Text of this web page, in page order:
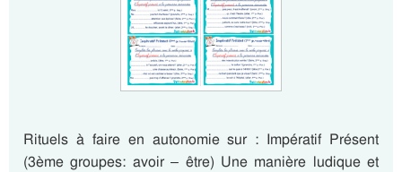
Rituels à faire en autonomie sur : Impératif Présent
(3ème groupes: avoir – être) Une manière ludique et